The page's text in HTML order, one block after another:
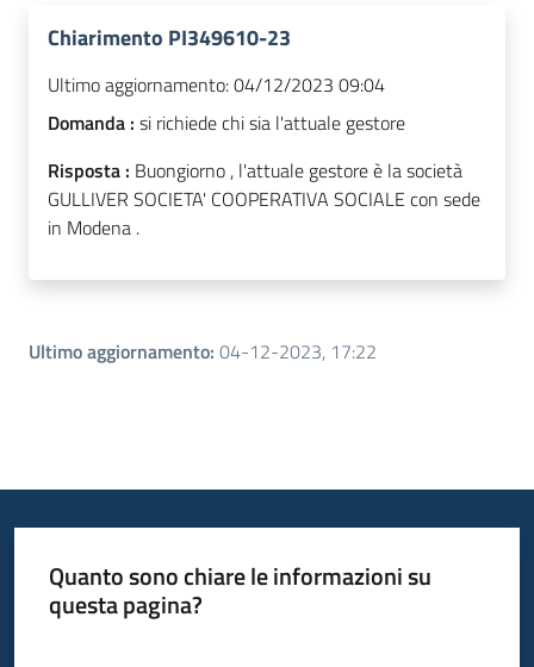
Chiarimento PI349610-23
Ultimo aggiornamento:04/12/2023 09:04
Domanda : si richiede chi sia l'attuale gestore
Risposta : Buongiorno , l'attuale gestore è la società
GULLIVER SOCIETA' COOPERATIVA SOCIALE con sede
in Modena .
Ultimo aggiornamento: 04-12-2023, 17:22
Quanto sono chiare le informazioni su
questa pagina?